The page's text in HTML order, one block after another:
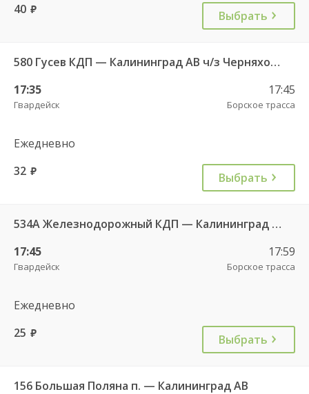
40 руб. Выбрать
580 Гусев КДП — Калининград АВ ч/з Черняховск АС
17:35
Гвардейск
17:45
Борское трасса
Ежедневно
32 руб. Выбрать
534А Железнодорожный КДП — Калининград АВ
17:45
Гвардейск
17:59
Борское трасса
Ежедневно
25 руб. Выбрать
156 Большая Поляна п. — Калининград АВ